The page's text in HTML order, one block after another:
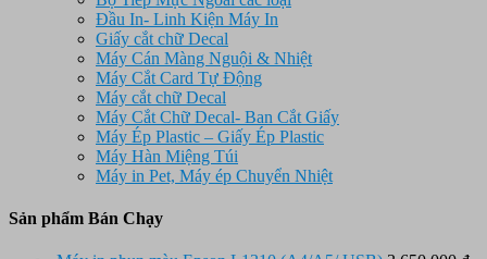
Đầu In- Linh Kiện Máy In
Giấy cắt chữ Decal
Máy Cán Màng Nguội & Nhiệt
Máy Cắt Card Tự Động
Máy cắt chữ Decal
Máy Cắt Chữ Decal- Ban Cắt Giấy
Máy Ép Plastic – Giấy Ép Plastic
Máy Hàn Miệng Túi
Máy in Pet, Máy ép Chuyển Nhiệt
Sản phẩm Bán Chạy